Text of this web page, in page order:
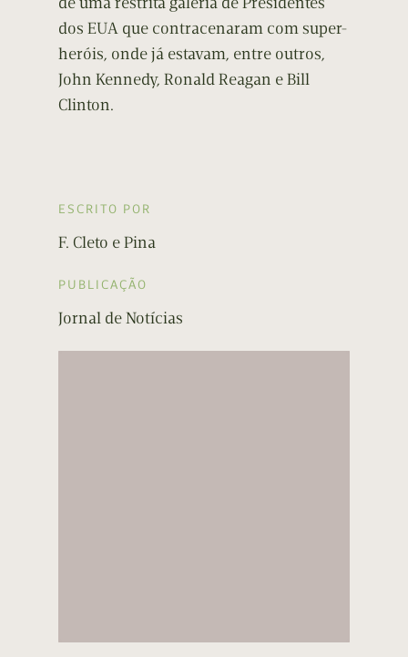
dos EUA que contracenaram com super-
heróis, onde já estavam, entre outros,
John Kennedy, Ronald Reagan e Bill
Clinton.
ESCRITO POR
F. Cleto e Pina
PUBLICAÇÃO
Jornal de Notícias